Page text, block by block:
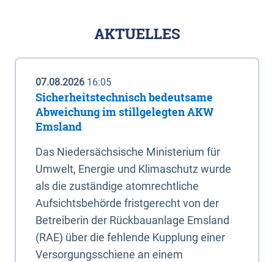
AKTUELLES
07.08.2026 16:05
Sicherheitstechnisch bedeutsame
Abweichung im stillgelegten AKW
Emsland
Das Niedersächsische Ministerium für
Umwelt, Energie und Klimaschutz wurde
als die zuständige atomrechtliche
Aufsichtsbehörde fristgerecht von der
Betreiberin der Rückbauanlage Emsland
(RAE) über die fehlende Kupplung einer
Versorgungsschiene an einem